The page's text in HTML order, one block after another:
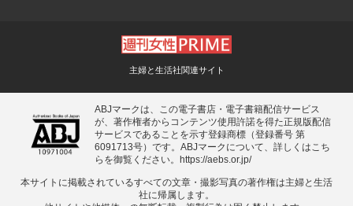
主婦と生活社関連サイト
ABJマークは、この電子書店・電子書籍配信サービス
が、著作権者からコンテンツ使用許諾を得た正規版配信
サービスであることを示す登録商標（登録番号 第
6091713号）です。ABJマークについて、詳しくはこち
らを御覧ください。
https://aebs.or.jp/
本サイトに掲載されているすべての⽂章・撮影写真の著作権は主婦と⽣活
社に帰属します。